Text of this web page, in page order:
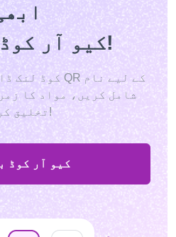
کیو آر کوڈ بنائیں!
شامل کریں، مواد کا
تخلیق کریں!
کیو آر کوڈ